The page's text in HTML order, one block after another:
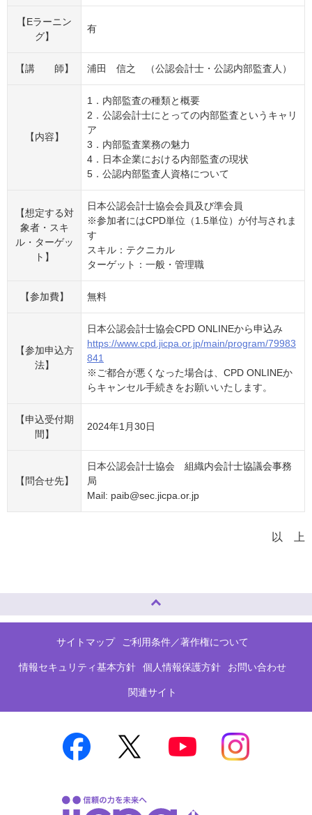
【Eラーニン
グ】
有
【講 師】 浦田 信之 （公認会計士・公認内部監査人）
【内容】
1．内部監査の種類と概要
2．公認会計士にとっての内部監査というキャリ
ア
3．内部監査業務の魅力
4．日本企業における内部監査の現状
5．公認内部監査人資格について
【想定する対
象者・スキ
ル・ターゲッ
ト】
日本公認会計士協会会員及び準会員
※参加者にはCPD単位（1.5単位）が付与されま
す
スキル：テクニカル
ターゲット：一般・管理職
【参加費】 無料
【参加申込方
法】
日本公認会計士協会CPD ONLINEから申込み
https://www.cpd.jicpa.or.jp/main/program/79983
841
※ご都合が悪くなった場合は、CPD ONLINEか
らキャンセル手続きをお願いいたします。
【申込受付期
間】
2024年1月30日
【問合せ先】
日本公認会計士協会 組織内会計士協議会事務
局
Mail: paib@sec.jicpa.or.jp
以 上
サイトマップ ご利用条件／著作権について
情報セキュリティ基本方針 個人情報保護方針 お問い合わせ
関連サイト